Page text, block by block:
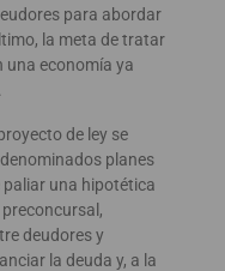
para abordar
la meta de tratar
una economía ya
de ley se
planes
una hipotética
deudores y
la deuda y, a la